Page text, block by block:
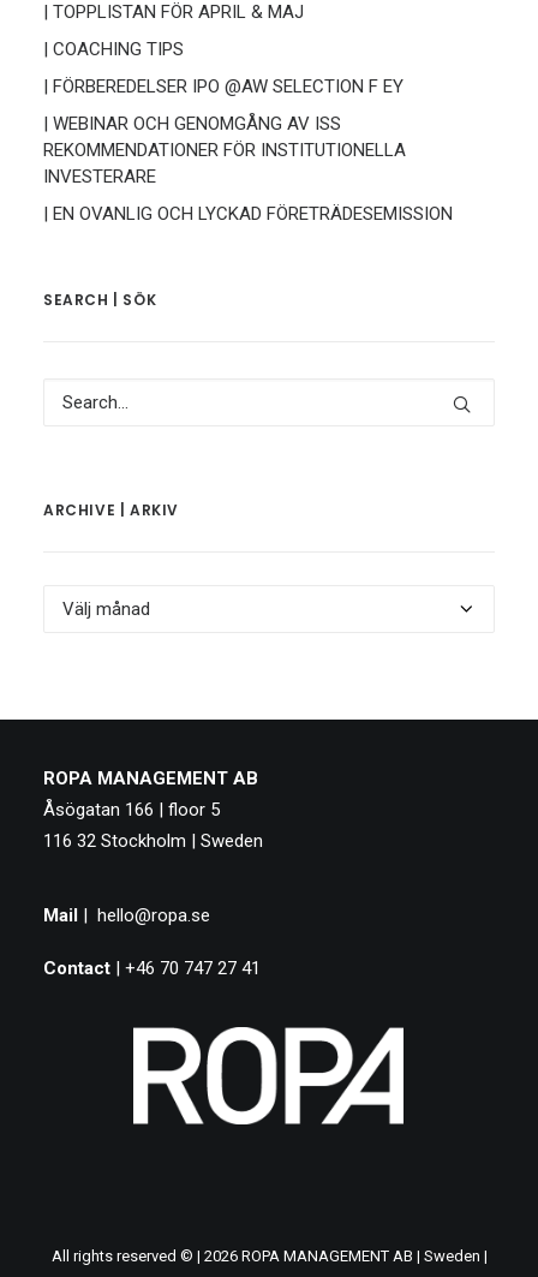
| TOPPLISTAN FÖR APRIL & MAJ
| COACHING TIPS
| FÖRBEREDELSER IPO @AW SELECTION F EY
| WEBINAR OCH GENOMGÅNG AV ISS
REKOMMENDATIONER FÖR INSTITUTIONELLA
INVESTERARE
| EN OVANLIG OCH LYCKAD FÖRETRÄDESEMISSION
SEARCH | SÖK
ARCHIVE | ARKIV
Archive
ROPA MANAGEMENT AB
Åsögatan 166 | floor 5
116 32 Stockholm | Sweden
Mail | hello@ropa.se
Contact | +46 70 747 27 41
All rights reserved © | 2026 ROPA MANAGEMENT AB | Sweden |